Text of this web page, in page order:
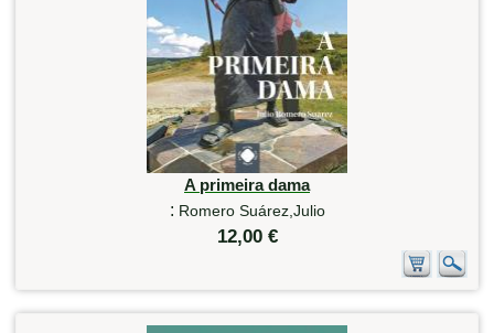
A primeira dama
: Romero Suárez,Julio
12,00 €